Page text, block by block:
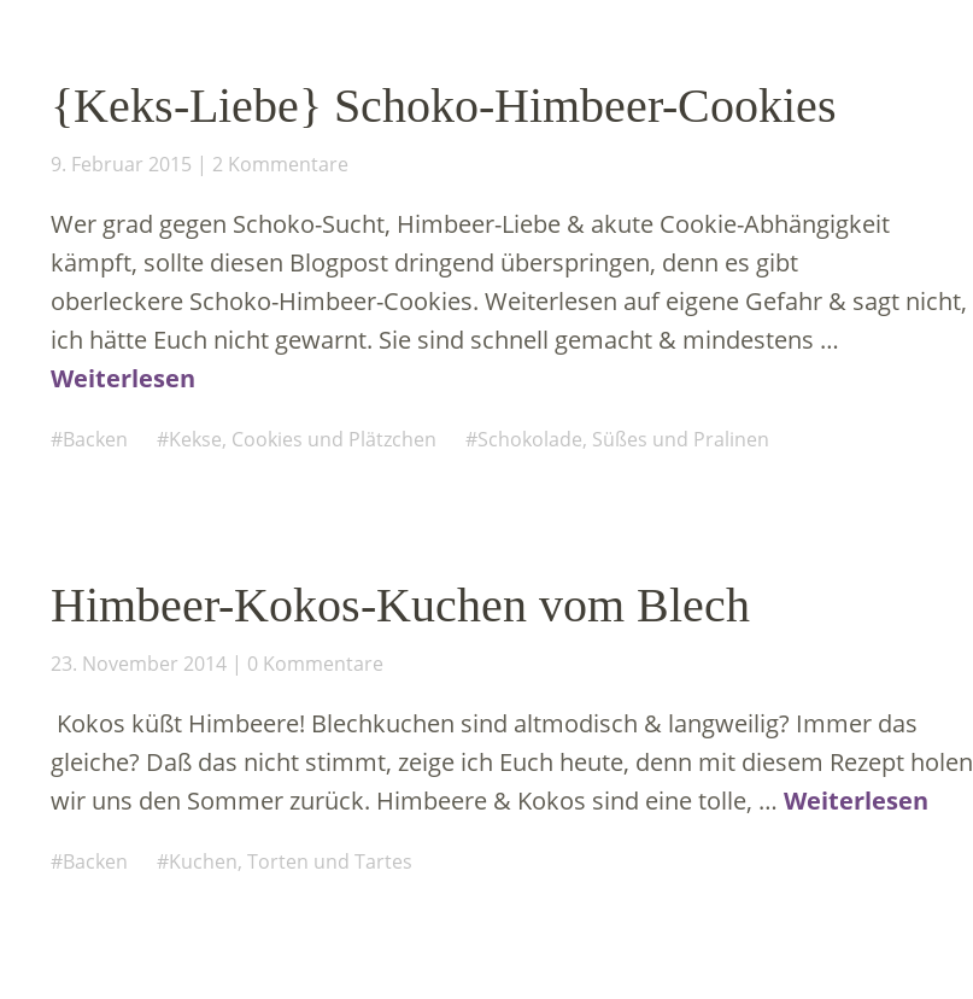
{Keks-Liebe} Schoko-Himbeer-Cookies
9. Februar 2015 2 Kommentare
Wer grad gegen Schoko-Sucht, Himbeer-Liebe & akute Cookie-Abhängigkeit
kämpft, sollte diesen Blogpost dringend überspringen, denn es gibt
oberleckere Schoko-Himbeer-Cookies. Weiterlesen auf eigene Gefahr & sagt nicht,
ich hätte Euch nicht gewarnt. Sie sind schnell gemacht & mindestens …
Weiterlesen
Backen Kekse, Cookies und Plätzchen Schokolade, Süßes und Pralinen
Himbeer-Kokos-Kuchen vom Blech
23. November 2014 0 Kommentare
Kokos küßt Himbeere! Blechkuchen sind altmodisch & langweilig? Immer das
gleiche? Daß das nicht stimmt, zeige ich Euch heute, denn mit diesem Rezept holen
wir uns den Sommer zurück. Himbeere & Kokos sind eine tolle, … Weiterlesen
Backen Kuchen, Torten und Tartes